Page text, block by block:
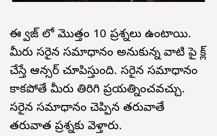
ఈ క్విజ్ లో మొత్తం 10 ప్రశ్నలు ఉంటాయి.
మీరు సరైన సమాధానం అనుకున్న వాటి పై క్లిక్
చేస్తే ఆన్సర్ చూపిస్తుంది. సరైన సమాధానం
కాకపోతే మీరు తిరిగి ప్రయత్నించవచ్చు.
సరైన సమాధానం చెప్పిన తరువాతే
తరువాత ప్రశ్నకు వెళ్తారు.